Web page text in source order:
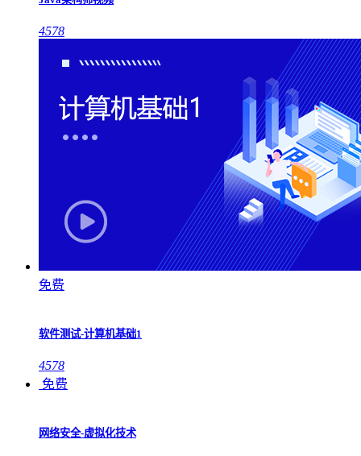
4578
免费
软件测试-计算机基础1
4578
免费
网络安全-虚拟化技术